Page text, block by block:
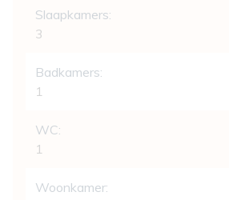
Slaapkamers:
3
Badkamers:
1
WC:
1
Woonkamer: